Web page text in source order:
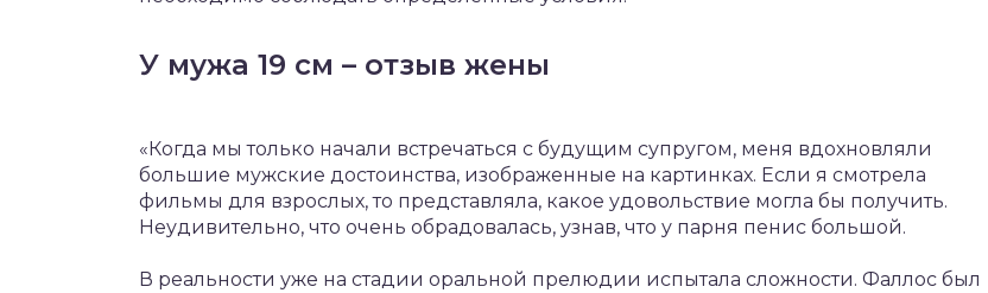
У мужа 19 см – отзыв жены
«Когда мы только начали встречаться с будущим супругом, меня вдохновляли
большие мужские достоинства, изображенные на картинках. Если я смотрела
фильмы для взрослых, то представляла, какое удовольствие могла бы получить.
Неудивительно, что очень обрадовалась, узнав, что у парня пенис большой.
В реальности уже на стадии оральной прелюдии испытала сложности. Фаллос был